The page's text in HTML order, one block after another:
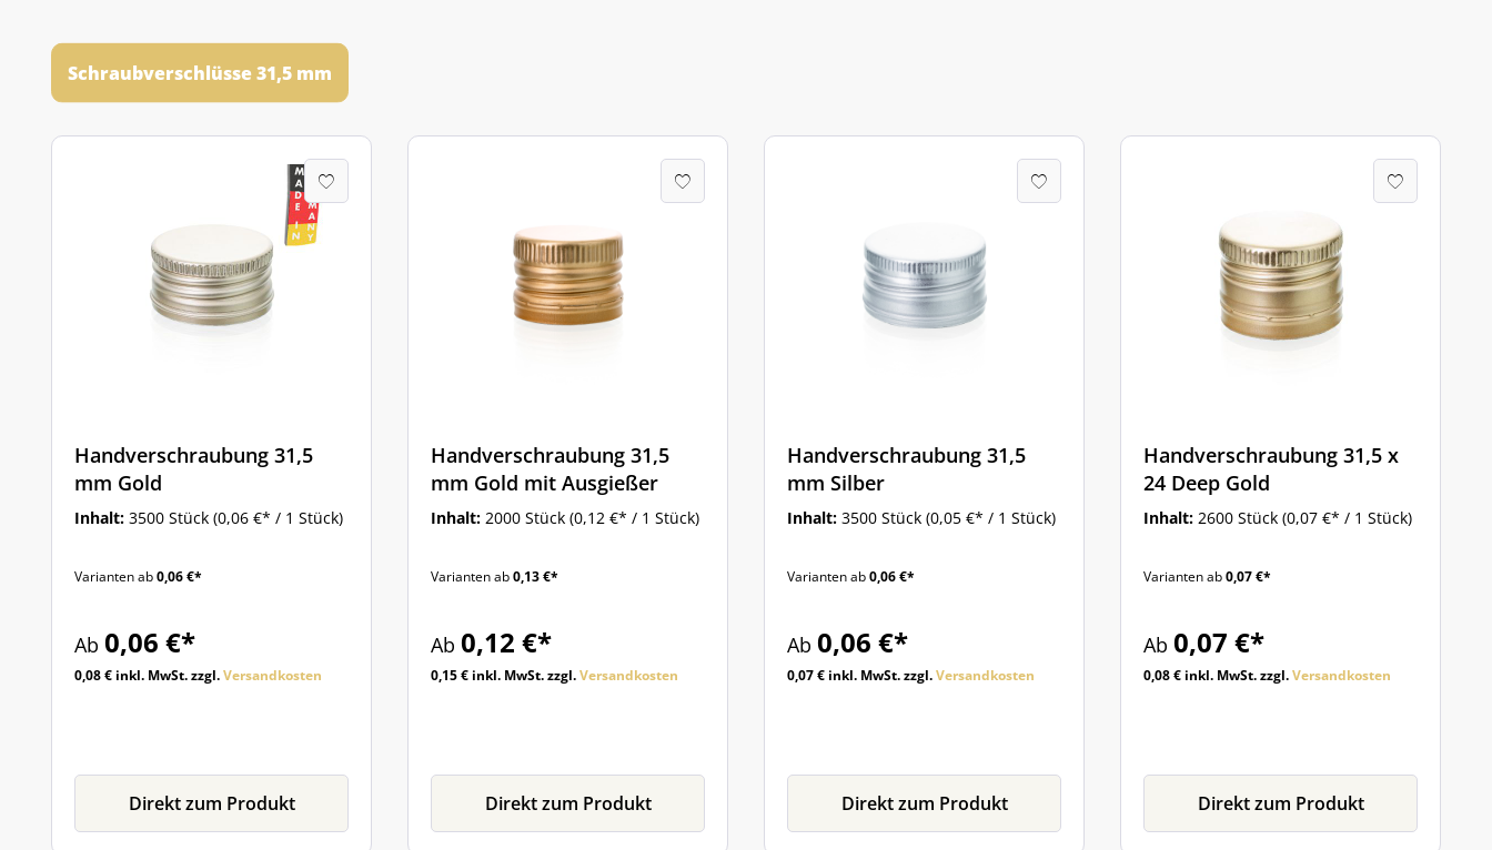
Schraubverschlüsse 31,5 mm
Handverschraubung 31,5
mm Gold
Inhalt: 3500 Stück (0,06 €* / 1 Stück)
Varianten ab0,06 €*
Ab 0,06 €*
0,08 € inkl. MwSt. zzgl.Versandkosten
Direkt zum Produkt
Handverschraubung 31,5
mm Gold mit Ausgießer
Inhalt: 2000 Stück (0,12 €* / 1 Stück)
Varianten ab0,13 €*
Ab 0,12 €*
0,15 € inkl. MwSt. zzgl.Versandkosten
Direkt zum Produkt
Handverschraubung 31,5
mm Silber
Inhalt: 3500 Stück (0,05 €* / 1 Stück)
Varianten ab0,06 €*
Ab 0,06 €*
0,07 € inkl. MwSt. zzgl.Versandkosten
Direkt zum Produkt
Handverschraubung 31,5 x
24 Deep Gold
Inhalt: 2600 Stück (0,07 €* / 1 Stück)
Varianten ab0,07 €*
Ab 0,07 €*
0,08 € inkl. MwSt. zzgl.Versandkosten
Direkt zum Produkt